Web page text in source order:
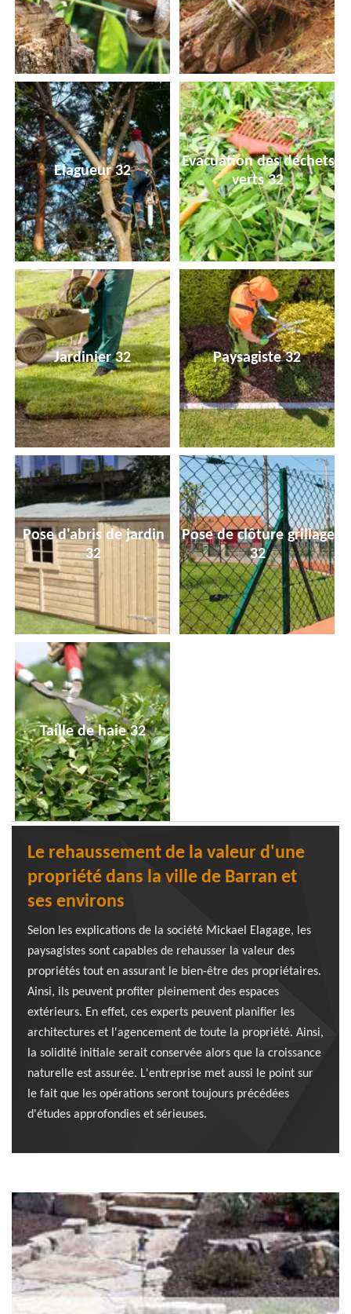
Elagueur 32
Evacuation des déchets
verts 32
Jardinier 32 Paysagiste 32
Pose d'abris de jardin
32
Pose de clôture grillage
32
Taille de haie 32
Le rehaussement de la valeur d'une
propriété dans la ville de Barran et
ses environs
Selon les explications de la société Mickael Elagage, les
paysagistes sont capables de rehausser la valeur des
propriétés tout en assurant le bien-être des propriétaires.
Ainsi, ils peuvent profiter pleinement des espaces
extérieurs. En effet, ces experts peuvent planifier les
architectures et l'agencement de toute la propriété. Ainsi,
la solidité initiale serait conservée alors que la croissance
naturelle est assurée. L'entreprise met aussi le point sur
le fait que les opérations seront toujours précédées
d'études approfondies et sérieuses.